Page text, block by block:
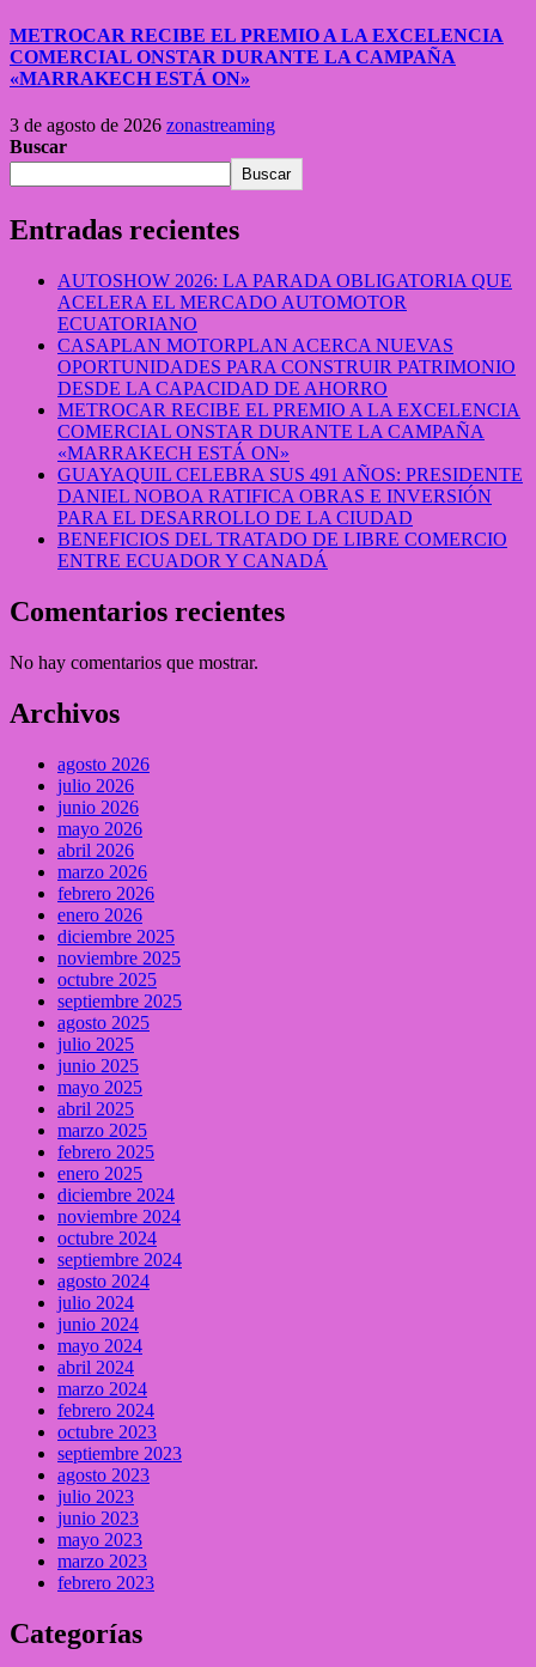
METROCAR RECIBE EL PREMIO A LA EXCELENCIA
COMERCIAL ONSTAR DURANTE LA CAMPAÑA
«MARRAKECH ESTÁ ON»
3 de agosto de 2026 zonastreaming
Buscar
Buscar
Entradas recientes
AUTOSHOW 2026: LA PARADA OBLIGATORIA QUE
ACELERA EL MERCADO AUTOMOTOR
ECUATORIANO
CASAPLAN MOTORPLAN ACERCA NUEVAS
OPORTUNIDADES PARA CONSTRUIR PATRIMONIO
DESDE LA CAPACIDAD DE AHORRO
METROCAR RECIBE EL PREMIO A LA EXCELENCIA
COMERCIAL ONSTAR DURANTE LA CAMPAÑA
«MARRAKECH ESTÁ ON»
GUAYAQUIL CELEBRA SUS 491 AÑOS: PRESIDENTE
DANIEL NOBOA RATIFICA OBRAS E INVERSIÓN
PARA EL DESARROLLO DE LA CIUDAD
BENEFICIOS DEL TRATADO DE LIBRE COMERCIO
ENTRE ECUADOR Y CANADÁ
Comentarios recientes
No hay comentarios que mostrar.
Archivos
agosto 2026
julio 2026
junio 2026
mayo 2026
abril 2026
marzo 2026
febrero 2026
enero 2026
diciembre 2025
noviembre 2025
octubre 2025
septiembre 2025
agosto 2025
julio 2025
junio 2025
mayo 2025
abril 2025
marzo 2025
febrero 2025
enero 2025
diciembre 2024
noviembre 2024
octubre 2024
septiembre 2024
agosto 2024
julio 2024
junio 2024
mayo 2024
abril 2024
marzo 2024
febrero 2024
octubre 2023
septiembre 2023
agosto 2023
julio 2023
junio 2023
mayo 2023
marzo 2023
febrero 2023
Categorías